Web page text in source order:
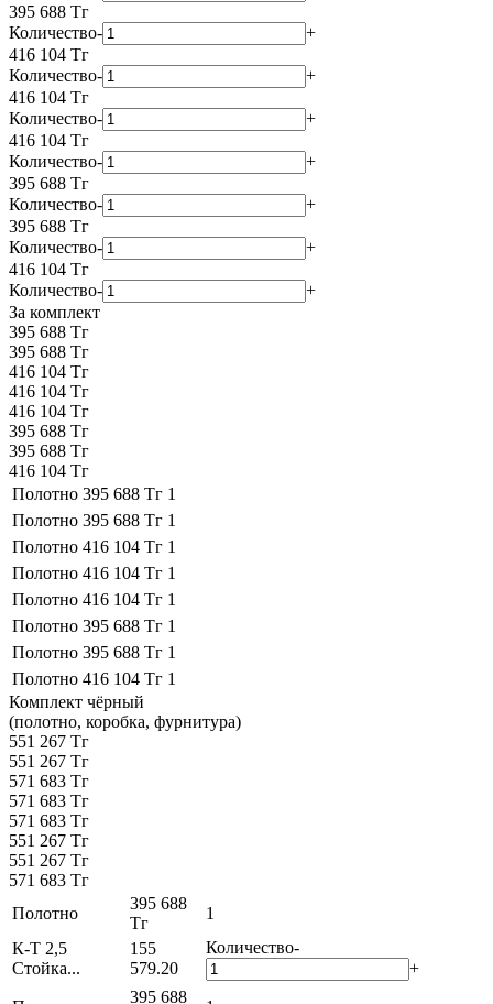
395 688 Тг
Количество-
+
416 104 Тг
Количество-
+
416 104 Тг
Количество-
+
416 104 Тг
Количество-
+
395 688 Тг
Количество-
+
395 688 Тг
Количество-
+
416 104 Тг
Количество-
+
За комплект
395 688 Тг
395 688 Тг
416 104 Тг
416 104 Тг
416 104 Тг
395 688 Тг
395 688 Тг
416 104 Тг
Полотно 395 688 Тг 1
Полотно 395 688 Тг 1
Полотно 416 104 Тг 1
Полотно 416 104 Тг 1
Полотно 416 104 Тг 1
Полотно 395 688 Тг 1
Полотно 395 688 Тг 1
Полотно 416 104 Тг 1
Комплект чёрный
(полотно, коробка, фурнитура)
551 267 Тг
551 267 Тг
571 683 Тг
571 683 Тг
571 683 Тг
551 267 Тг
551 267 Тг
571 683 Тг
Полотно
395 688
Тг
1
К-Т 2,5
Стойка...
155
579.20
Количество-
+
395 688